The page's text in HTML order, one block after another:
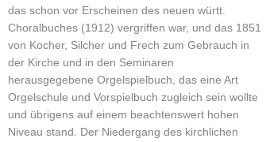
das schon vor Erscheinen des neuen württ.
Choralbuches (1912) vergriffen war, und das 1851
von Kocher, Silcher und Frech zum Gebrauch in
der Kirche und in den Seminaren
herausgegebene Orgelspielbuch, das eine Art
Orgelschule und Vorspielbuch zugleich sein wollte
und übrigens auf einem beachtenswert hohen
Niveau stand. Der Niedergang des kirchlichen